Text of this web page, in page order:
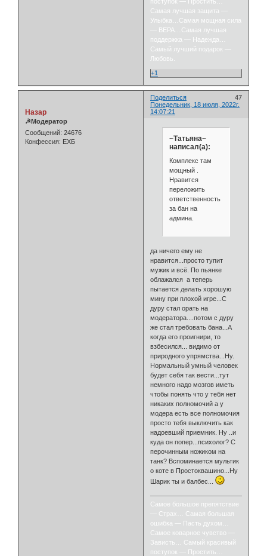
Самая лучшая защита —
Улыбка…Самая мощная сила
— ВЕРА…Самая лучшая
поддержка — Надежда…
Самый лучший подарок —
Любовь.
+1
Поделиться
47
Понедельник, 18 июля, 2022г.
14:07:21
Назар
☭Модератор
Сообщений: 24676
Конфессия: ЕХБ
~Татьяна~
написал(а):
Комплекс там
мощный .
Нравится
переложить
ответственность
за бан на
админа.
да ничего ему не
нравится...просто тупит
мужик и всё. По пьянке
облажался а теперь
пытается делать хорошую
мину при плохой игре...С
дуру стал орать на
модератора....потом с дуру
же стал требовать бана...А
когда его проигнири, то
взбесился... видимо от
природного упрямства...Ну.
Нормальный умный человек
будет себя так вести...тут
немного надо мозгов иметь
чтобы понять что у тебя нет
никаких полномочий а у
модера есть все полномочия
просто тебя выключить как
надоевший приемник. Ну ..и
куда он попер...психолог? С
перочинным ножиком на
танк? Вспоминается мультик
о коте в Простоквашино...Ну
Шарик ты и балбес...
Самое большое препятствие
— Страх… Самая большая
ошибка — Пасть духом…
Самое коварное чувство —
Зависть… Самый красивый
поступок — Простить…